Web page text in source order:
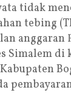
tidak
tebing
anggaran
Simalem di